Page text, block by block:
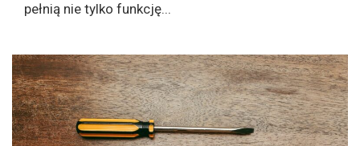
pełnią nie tylko funkcję...